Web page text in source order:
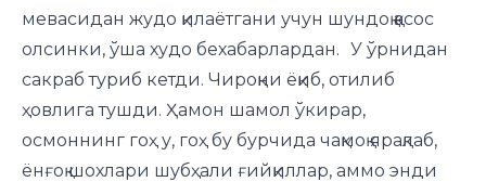
мевасидан жудо қилаётгани учун шундоқ қасос
олсинки, ўша худо бехабарлардан. У ўрнидан
сакраб туриб кетди. Чироқни ёқиб, отилиб
ҳовлига тушди. Ҳамон шамол ўкирар,
осмоннинг гоҳ у, гоҳ бу бурчида чақмоқ ярақлаб,
ёнғоқ шохлари шубҳали ғийқиллар, аммо энди